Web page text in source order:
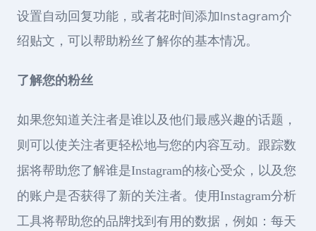
设置自动回复功能，或者花时间添加Instagram介
绍贴文，可以帮助粉丝了解你的基本情况。
了解您的粉丝
如果您知道关注者是谁以及他们最感兴趣的话题，
则可以使关注者更轻松地与您的内容互动。跟踪数
据将帮助您了解谁是Instagram的核心受众，以及您
的账户是否获得了新的关注者。使用Instagram分析
工具将帮助您的品牌找到有用的数据，例如：每天